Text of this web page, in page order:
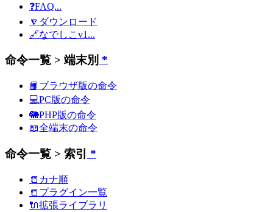
❓FAQ...
🔽ダウンロード
🔗なでしこv1...
命令一覧 > 端末別 *
📙ブラウザ版の命令
💻PC版の命令
🐘PHP版の命令
📖全端末の命令
命令一覧 > 索引 *
📒カナ順
📒プラグイン一覧
🔌拡張ライブラリ